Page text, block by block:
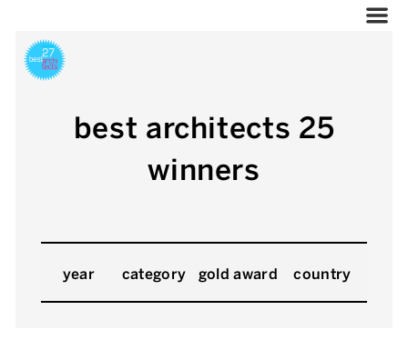
best architects 25
winners
year category gold award country